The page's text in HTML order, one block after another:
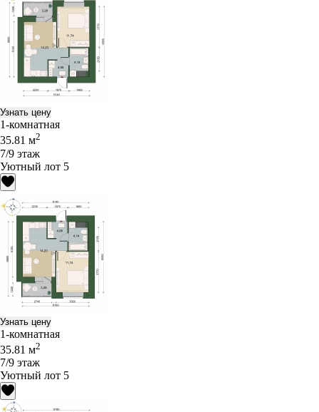
Узнать цену
1-комнатная
35.81 м2
7/9 этаж
Уютный лот 5
Узнать цену
1-комнатная
35.81 м2
7/9 этаж
Уютный лот 5